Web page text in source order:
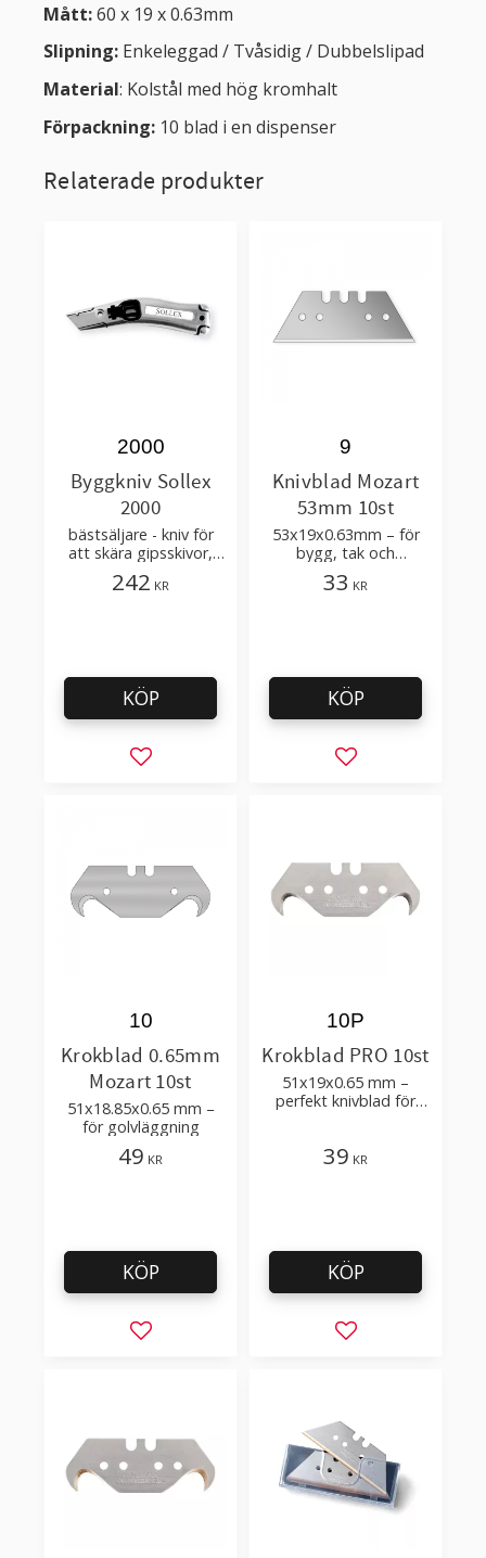
Mått:60 x 19 x 0.63mm
Slipning: Enkeleggad / Tvåsidig / Dubbelslipad
Material: Kolstål med hög kromhalt
Förpackning: 10 blad i en dispenser
Relaterade produkter
Byggkniv Sollex
2000
bästsäljare - kniv för
att skära gipsskivor,
takpapp, golvmaterial
2000
242 KR
Lägg till i favoriter
KÖP
Knivblad Mozart
53mm 10st
53x19x0.63mm – för
bygg, tak och
golvläggning
9
33 KR
Lägg till i
KÖP
Krokblad 0.65mm
Mozart 10st
51x18.85x0.65 mm –
för golvläggning
10
49 KR
Lägg till i favoriter
KÖP
Krokblad PRO 10st
51x19x0.65 mm –
perfekt knivblad för
10P
39 KR
Lägg till i
KÖP